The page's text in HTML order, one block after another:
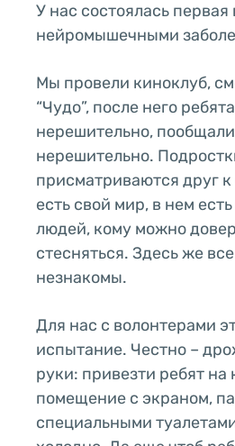
У нас состоялась первая
нейромышечными
Мы провели киноклуб,
“Чудо”, после него
нерешительно,
нерешительно.
присматриваются друг
есть свой мир, в нем
людей, кому можно
стесняться. Здесь же
незнакомы.
Для нас с волонтерами
испытание. Честно –
руки: привезти ребят на
помещение с экраном,
специальными